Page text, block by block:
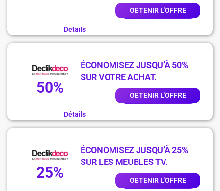
OBTENIR L'OFFRE
Détails
50%
ÉCONOMISEZ JUSQU’À 50%
SUR VOTRE ACHAT.
OBTENIR L'OFFRE
Détails
25%
ÉCONOMISEZ JUSQU’À 25%
SUR LES MEUBLES TV.
OBTENIR L'OFFRE